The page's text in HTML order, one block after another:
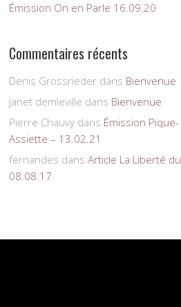
Émission On en Parle 16.09.20
Commentaires récents
Denis Grossrieder dans Bienvenue
janet demieville dans Bienvenue
Pierre Chauvy dans Émission Pique-
Assiette – 13.02.21
fernandes dans Article La Liberté du
08.08.17